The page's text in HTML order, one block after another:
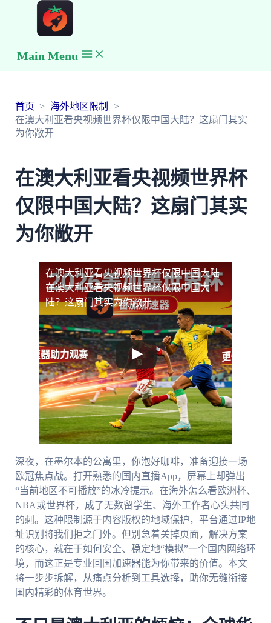
Main Menu
首页
海外地区限制
在澳大利亚看央视频世界杯仅限中国大陆？这扇门其实
为你敞开
在澳大利亚看央视频世界杯
仅限中国大陆？这扇门其实
为你敞开
在澳大利亚看央视频世界杯仅限中国大陆
在澳大利亚看央视频世界杯仅限中国大
陆？这扇门其实为你敞开
深夜，在墨尔本的公寓里，你泡好咖啡，准备迎接一场
欧冠焦点战。打开熟悉的国内直播App，屏幕上却弹出
“当前地区不可播放”的冰冷提示。在海外怎么看欧洲杯、
NBA或世界杯，成了无数留学生、海外工作者心头共同
的刺。这种限制源于内容版权的地域保护，平台通过IP地
址识别将我们拒之门外。但别急着关掉页面，解决方案
的核心，就在于如何安全、稳定地“模拟”一个国内网络环
境，而这正是专业回国加速器能为你带来的价值。本文
将一步步拆解，从痛点分析到工具选择，助你无缝衔接
国内精彩的体育世界。